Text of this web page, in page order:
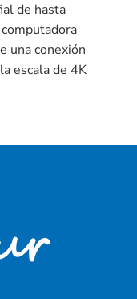
de hasta
una conexión
escala de 4K